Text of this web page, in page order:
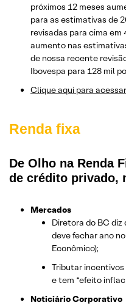
próximos 12 meses
para as estimativas de
revisadas para cima em
aumento nas
de nossa recente
Ibovespa para 128 mil
Clique aqui para
Renda fixa
De Olho na Renda
de crédito privado,
Mercados
Diretora do BC diz
deve fechar ano
Econômico);
Tributar incentivos
e tem “efeito
Noticiário Corporativo